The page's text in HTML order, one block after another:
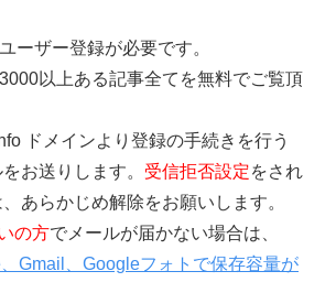
ーザー登録が必要です。
以上ある記事全てを無料でご覧頂
ドメインより登録の手続きを行う
お送りします。 受信拒否設定をされ
あらかじめ解除をお願いします。
の方でメールが届かない場合は、
Gmail、Googleフォトで保存容量が